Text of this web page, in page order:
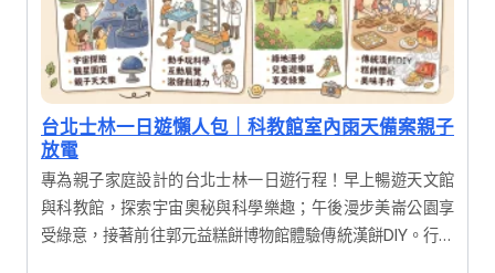
台北士林一日遊懶人包｜科教館室內雨天備案親子
放電
專為親子家庭設計的台北士林一日遊行程！早上暢遊天文館
與科教館，探索宇宙奧秘與科學樂趣；午後漫步美崙公園享
受綠意，接著前往郭元益糕餅博物館體驗傳統漢餅DIY。行程